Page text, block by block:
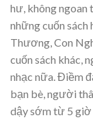
hư, không ngoan
những cuốn sách
Thương, Con
cuốn sách khác,
nhạc nữa. Điềm
bạn bè, người
dậy sớm từ 5 giờ